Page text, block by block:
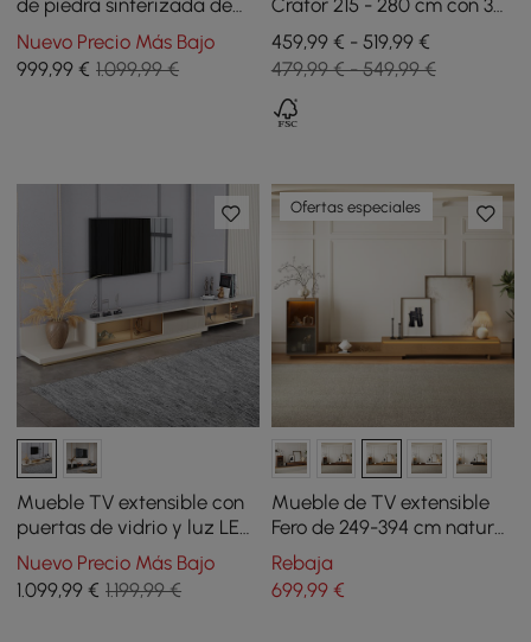
de piedra sinterizada de
200 cm
Nuevo Precio Más Bajo
999,99 € 1.099,99 €
Crator 215 - 280 cm con 3
cajones - natural y blanco
459,99 € - 519,99 €
479,99 € - 549,99 €
Mueble TV extensible con
puertas de vidrio y luz LED
de 280 cm - caqui
Nuevo Precio Más Bajo
1.099,99 € 1.199,99 €
Ofertas especiales
Mueble de TV extensible
Fero de 249-394 cm natural
con estantería e
iluminación LED
Rebaja
699,99€